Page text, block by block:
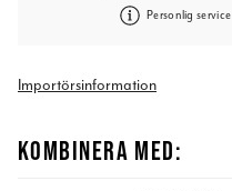
Personlig service
Importörsinformation
KOMBINERA MED: